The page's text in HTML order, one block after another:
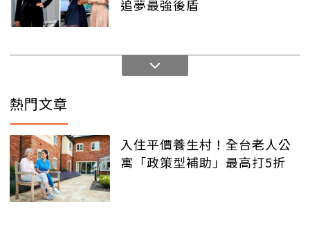
追夢最強後盾
熱門文章
入住平價養生村！全台老人公
寓「政策型補助」最高打5折